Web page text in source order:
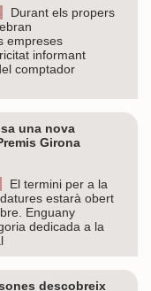
Durant els propers
empreses
informant
comptador
una nova
Girona
El termini per a la
estarà obert
Enguany
dedicada a la
descobreix